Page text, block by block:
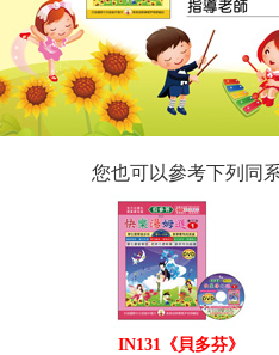
您也可以參考下列同
IN131《貝多芬》